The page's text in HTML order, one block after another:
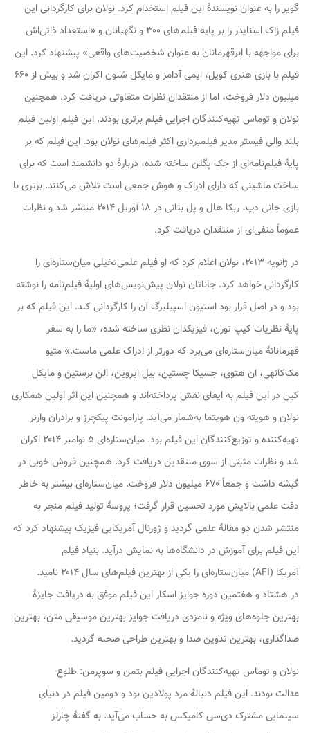
گویر را به عنوان نویسندهٔ این فیلم استخدام کرد. نولان برای کارگردانی این
فیلم زاک اسنایدر را بر پایه فیلم‌های۳۰۰ ونگهبانانو «استعداد ذاتی‌اش
برای مواجهه با ابرقهرمانان به عنوان شخصیت‌های واقعی» پیشنهاد کرد. این
فیلم با بازی هنری کویل، ایمی آدامز و مایکل شنون اکران شد و بیش از ۶۶۰
میلیون دلار فروخت، اما از منتقدان نظرات متفاوتی دریافت کرد. همچنین
نولان و توماس تهیه‌کنندگان اجرایی فیلمبرتریبودند. این فیلم اولین فیلم
بلند والی فیستر مدیر فیلمبرداری اکثر فیلم‌های نولان بود. این فیلم که بر
پایهٔ فیلم‌نامه‌ای از جک پگلن ساخته شده، دربارهٔ دو دانشمند است که برای
ساخت ماشینی که دارای ادراک و هوش جمعی است تلاش می‌کنند. برتریبا
بازی جانی دپ، ربکا هال و پل بتانی در ۱۸ آوریل ۲۰۱۴ منتشر شد و نظرات
عموماً منفی‌ای از منتقدان دریافت کرد.
در ژانویه ۲۰۱۳، نولان اعلام کرد که او فیلم علمی‌تخیلی میان‌ستاره‌ایرا
کارگردانی خواهد کرد. جاناتان نولان پیش‌نویس‌های اولیهٔ فیلم‌نامه را نوشته
بود و در اصل قرار بود استیون اسپیلبرگ آن را کارگردانی کند. این فیلم که بر
پایهٔ نظریات کیپ تورن، فیزیکدان نظری ساخته شده، «ما را به سفر
قهرمانانهٔ میان‌ستاره‌ای می‌برد که دورتر از ادراک علمی ماست.» متیو
مک‌کانهی، ان هتوی، جسیکا چستین، بیل ایروین، الن برستین و مایکل
کین در این فیلم به ایفای نقش پرداخته‌اند و همچنین این اثر اولین همکاری
نولان و هویته ون هویتما به‌شمار می‌آید. پارامونت پیکچرز و برادران وارنر
تهیه‌کننده و توزیع‌کنندگان این فیلم بود. میان‌ستاره‌ای
۵ نوامبر ۲۰۱۴ اکران
شد و نظرات مثبتی از سوی منتقدین دریافت کرد. همچنین فروش خوبی در
گیشه داشت و جمعاً ۶۷۰ میلیون دلار فروخت.
میان‌ستاره‌ایبیشتر به خاطر
دقت علمی بالایش مورد تحسین قرار گرفت؛ پروسهٔ تولید فیلم منجر به
منتشر شدن دو مقالهٔ علمی گردید و ژورنال آمریکایی فیزیک پیشنهاد کرد که
این فیلم برای آموزش در دانشگاه‌ها به نمایش درآید. بنیاد فیلم
آمریکا (AFI)
میان‌ستاره‌ای
را یکی از بهترین فیلم‌های سال ۲۰۱۴ نامید.
در هشتاد و هفتمین دوره جوایز اسکار این فیلم موفق به دریافت جایزهٔ
بهترین جلوه‌های ویژه و نامزدی دریافت جوایز بهترین موسیقی متن، بهترین
صداگذاری، بهترین تدوین صدا و بهترین طراحی صحنه گردید.
نولان و توماس تهیه‌کنندگان اجرایی فیلمبتمن و سوپرمن: طلوع
عدالتبودند. این فیلم دنبالهٔمرد پولادینبود و دومین فیلم در دنیای
سینمایی مشترک دی‌سی کامیکس به حساب می‌آید. به گفتهٔ چارلز